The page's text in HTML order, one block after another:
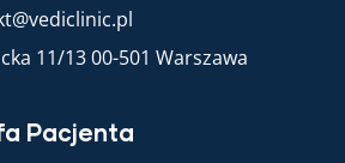
11/13 00-501 Warszawa
Pacjenta